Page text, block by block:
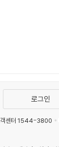
로그인
객센터 1544-3800